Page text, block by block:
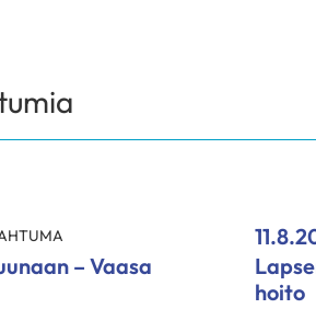
– Vaasa
hoito